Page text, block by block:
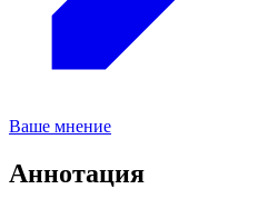
Ваше мнение
Аннотация